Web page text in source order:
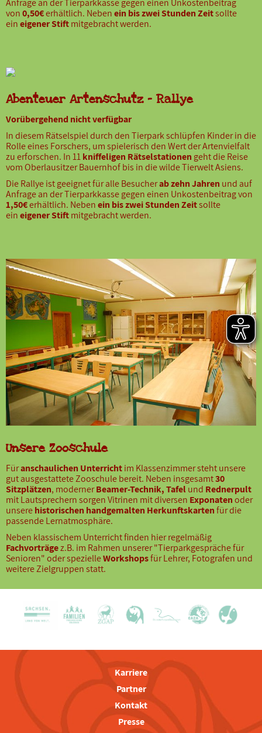
Anfrage an der Tierparkkasse gegen einen Unkostenbeitrag
von0,50€erhältlich. Nebenein bis zwei Stunden Zeitsollte
eineigener Stiftmitgebracht werden.
Abenteuer Artenschutz - Rallye
Vorübergehend nicht verfügbar
In diesem Rätselspiel durch den Tierpark schlüpfen Kinder in die
Rolle eines Forschers, um spielerisch den Wert der Artenvielfalt
zu erforschen. In 11kniffeligen Rätselstationen geht die Reise
vom Oberlausitzer Bauernhof bis in die wilde Tierwelt Asiens.
Die Rallye ist geeignet für alle Besucherab zehn Jahren und auf
Anfrage an der Tierparkkasse gegen einen Unkostenbeitrag von
1,50€erhältlich. Nebenein bis zwei Stunden Zeitsollte
eineigener Stiftmitgebracht werden.
Unsere Zooschule
Füranschaulichen Unterrichtim Klassenzimmer steht unsere
gut ausgestattete Zooschule bereit. Neben insgesamt30
Sitzplätzen, modernerBeamer-Technik, Tafelund Rednerpult
mit Lautsprechern sorgen Vitrinen mit diversen Exponatenoder
unserehistorischen handgemalten Herkunftskartenfür die
passende Lernatmosphäre.
Neben klassischem Unterricht finden hier regelmäßig
Fachvorträgez.B. im Rahmen unserer "Tierparkgespräche für
Senioren" oder spezielleWorkshopsfür Lehrer, Fotografen und
weitere Zielgruppen statt.
Karriere
Partner
Kontakt
Presse